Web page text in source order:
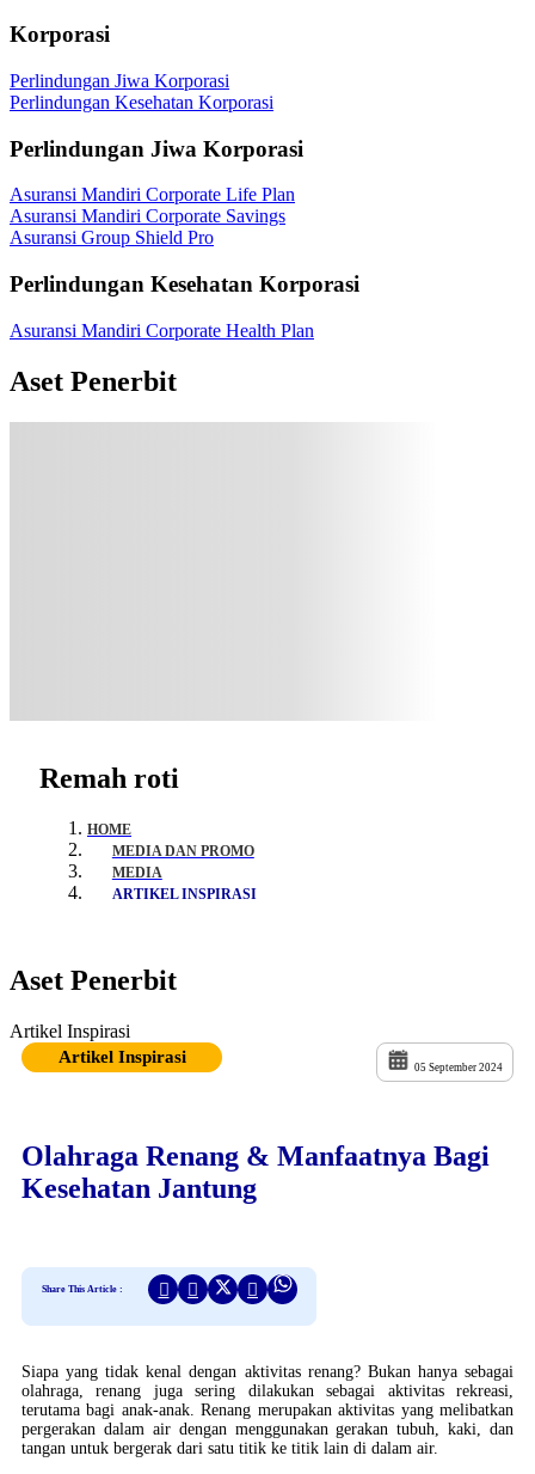
Korporasi
Perlindungan Jiwa Korporasi
Perlindungan Kesehatan Korporasi
Perlindungan Jiwa Korporasi
Asuransi Mandiri Corporate Life Plan
Asuransi Mandiri Corporate Savings
Asuransi Group Shield Pro
Perlindungan Kesehatan Korporasi
Asuransi Mandiri Corporate Health Plan
Aset Penerbit
Remah roti
HOME
MEDIA DAN PROMO
MEDIA
ARTIKEL INSPIRASI
Aset Penerbit
Artikel Inspirasi
Artikel Inspirasi
05 September 2024
Olahraga Renang & Manfaatnya Bagi
Kesehatan Jantung
Share This Article :
Siapa yang tidak kenal dengan aktivitas renang? Bukan hanya sebagai
olahraga, renang juga sering dilakukan sebagai aktivitas rekreasi,
terutama bagi anak-anak. Renang merupakan aktivitas yang melibatkan
pergerakan dalam air dengan menggunakan gerakan tubuh, kaki, dan
tangan untuk bergerak dari satu titik ke titik lain di dalam air.